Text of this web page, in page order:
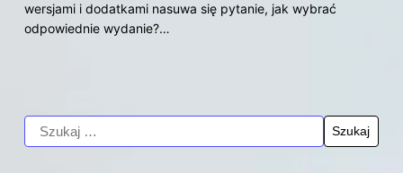
wersjami i dodatkami nasuwa się pytanie, jak wybrać
odpowiednie wydanie?…